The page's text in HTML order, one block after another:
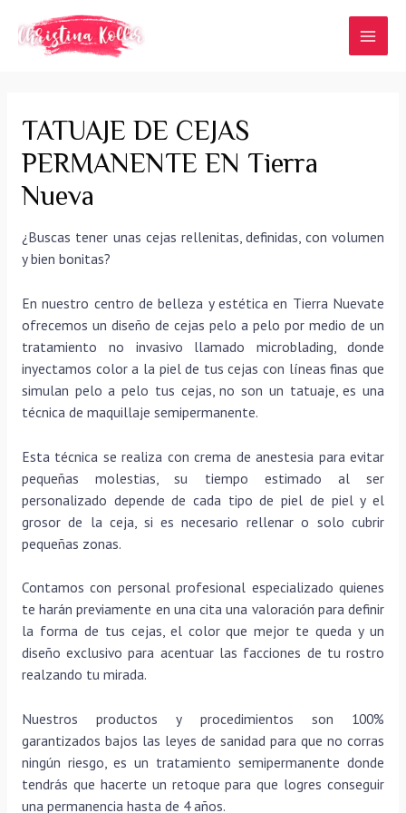
contenido
TATUAJE DE CEJAS
PERMANENTE EN Tierra
Nueva
¿Buscas tener unas cejas rellenitas, definidas, con volumen
y bien bonitas?
En nuestro centro de belleza y estética en Tierra Nuevate
ofrecemos un diseño de cejas pelo a pelo por medio de un
tratamiento no invasivo llamado microblading, donde
inyectamos color a la piel de tus cejas con líneas finas que
simulan pelo a pelo tus cejas, no son un tatuaje, es una
técnica de maquillaje semipermanente.
Esta técnica se realiza con crema de anestesia para evitar
pequeñas molestias, su tiempo estimado al ser
personalizado depende de cada tipo de piel de piel y el
grosor de la ceja, si es necesario rellenar o solo cubrir
pequeñas zonas.
Contamos con personal profesional especializado quienes
te harán previamente en una cita una valoración para definir
la forma de tus cejas, el color que mejor te queda y un
diseño exclusivo para acentuar las facciones de tu rostro
realzando tu mirada.
Nuestros productos y procedimientos son 100%
garantizados bajos las leyes de sanidad para que no corras
ningún riesgo, es un tratamiento semipermanente donde
tendrás que hacerte un retoque para que logres conseguir
una permanencia hasta de 4 años.